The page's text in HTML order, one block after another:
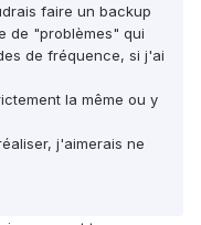
faire un backup
de "problèmes" qui
de fréquence, si j'ai
la même ou y
j'aimerais ne